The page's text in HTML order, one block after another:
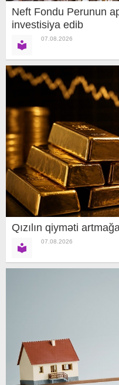
Neft Fondu Perunun
investisiya edib
07.08.2026
Qızılın qiyməti
07.08.2026